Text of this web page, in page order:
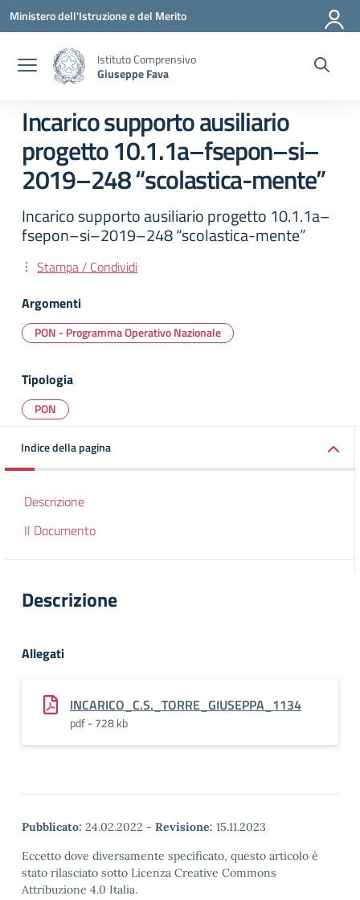
Vai ai contenuti
Vai al menu di navigazione
Vai al footer
Ministero dell'Istruzione e del Merito
Istituto Comprensivo
Giuseppe Fava
Incarico supporto ausiliario
progetto 10.1.1a–fsepon–si–
2019–248 “scolastica-mente”
Incarico supporto ausiliario progetto 10.1.1a–
fsepon–si–2019–248 “scolastica-mente”
Stampa / Condividi
Argomenti
PON - Programma Operativo Nazionale
Tipologia
PON
Indice della pagina
Descrizione
Il Documento
Descrizione
Allegati
INCARICO_C.S._TORRE_GIUSEPPA_1134
pdf - 728 kb
Pubblicato: 24.02.2022 - Revisione: 15.11.2023
Eccetto dove diversamente specificato, questo articolo è
stato rilasciato sotto Licenza Creative Commons
Attribuzione 4.0 Italia.